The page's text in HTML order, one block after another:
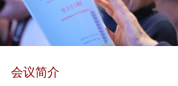
会议简介